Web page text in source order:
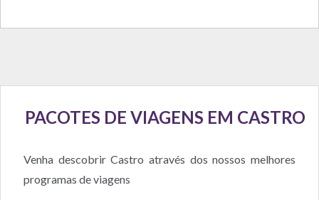
PACOTES DE VIAGENS EM CASTRO
Venha descobrir Castro através dos nossos melhores
programas de viagens